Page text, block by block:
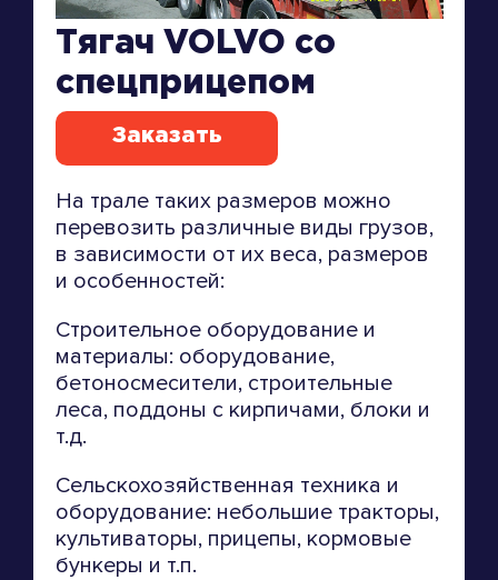
Тягач VOLVO со
спецприцепом
Заказать
На трале таких размеров можно
перевозить различные виды грузов,
в зависимости от их веса, размеров
и особенностей:
Строительное оборудование и
материалы: оборудование,
бетоносмесители, строительные
леса, поддоны с кирпичами, блоки и
т.д.
Сельскохозяйственная техника и
оборудование: небольшие тракторы,
культиваторы, прицепы, кормовые
бункеры и т.п.